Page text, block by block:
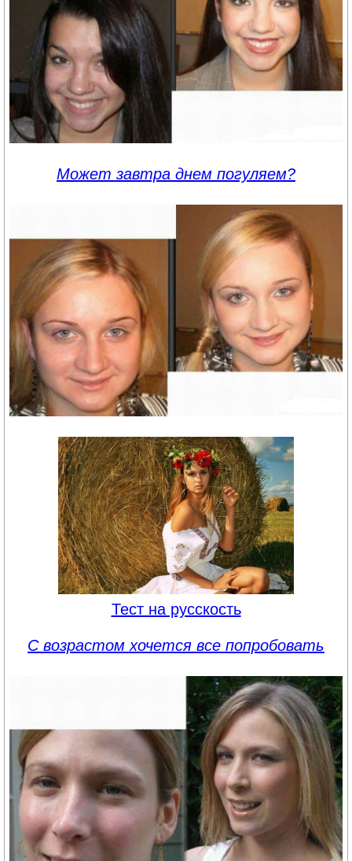
Может завтра днем погуляем?
Тест на русскость
С возрастом хочется все попробовать